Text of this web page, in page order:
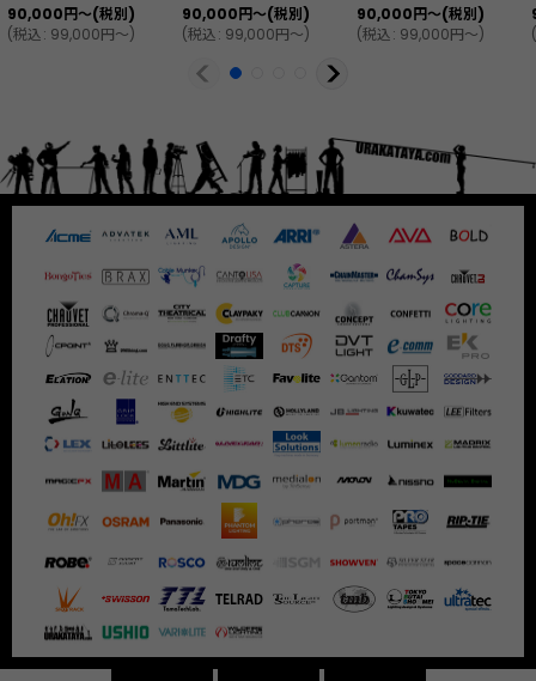
90,000円～(税別)
(税込: 99,000円～)
90,000円～(税別)
(税込: 99,000円～)
90,000円～(税別)
(税込: 99,000円～)
(